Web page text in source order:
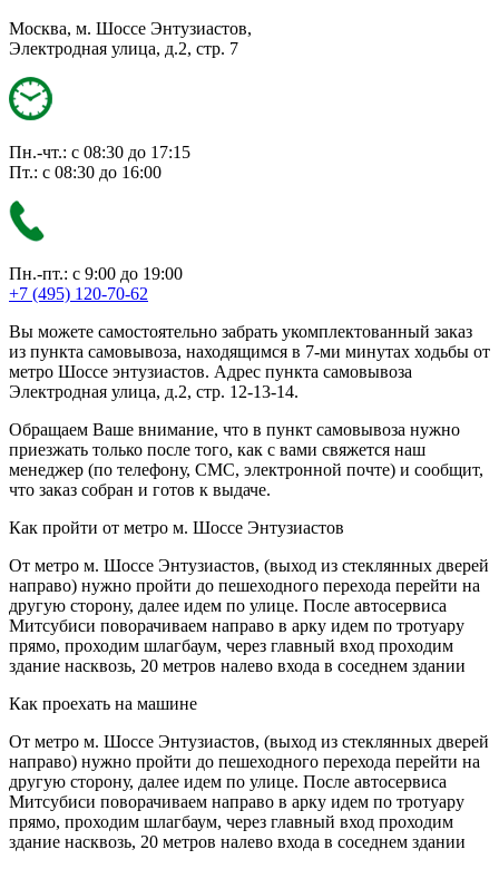
Москва, м. Шоссе Энтузиастов,
Электродная улица, д.2, стр. 7
Пн.-чт.: с 08:30 до 17:15
Пт.: с 08:30 до 16:00
Пн.-пт.: с 9:00 до 19:00
+7 (495) 120-70-62
Вы можете самостоятельно забрать укомплектованный заказ
из пункта самовывоза, находящимся в 7-ми минутах ходьбы от
метро Шоссе энтузиастов. Адрес пункта самовывоза
Электродная улица, д.2, стр. 12-13-14.
Обращаем Ваше внимание, что в пункт самовывоза нужно
приезжать только после того, как с вами свяжется наш
менеджер (по телефону, СМС, электронной почте) и сообщит,
что заказ собран и готов к выдаче.
Как пройти от метро м. Шоссе Энтузиастов
От метро м. Шоссе Энтузиастов, (выход из стеклянных дверей
направо) нужно пройти до пешеходного перехода перейти на
другую сторону, далее идем по улице. После автосервиса
Митсубиси поворачиваем направо в арку идем по тротуару
прямо, проходим шлагбаум, через главный вход проходим
здание насквозь, 20 метров налево входа в соседнем здании
Как проехать на машине
От метро м. Шоссе Энтузиастов, (выход из стеклянных дверей
направо) нужно пройти до пешеходного перехода перейти на
другую сторону, далее идем по улице. После автосервиса
Митсубиси поворачиваем направо в арку идем по тротуару
прямо, проходим шлагбаум, через главный вход проходим
здание насквозь, 20 метров налево входа в соседнем здании